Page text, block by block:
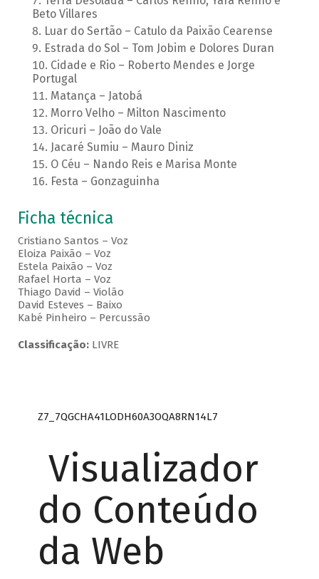
Beto Villares
Luar do Sertão – Catulo da Paixão Cearense
Estrada do Sol – Tom Jobim e Dolores Duran
Cidade e Rio – Roberto Mendes e Jorge
Portugal
Matança – Jatobá
Morro Velho – Milton Nascimento
Oricuri – João do Vale
Jacaré Sumiu – Mauro Diniz
O Céu – Nando Reis e Marisa Monte
Festa – Gonzaguinha
Ficha técnica
Cristiano Santos – Voz
Eloiza Paixão – Voz
Estela Paixão – Voz
Rafael Horta – Voz
Thiago David – Violão
David Esteves – Baixo
Kabé Pinheiro – Percussão
Classificação:LIVRE
Z7_7QGCHA41LODH60A3OQA8RN14L7
Visualizador
do Conteúdo
da Web